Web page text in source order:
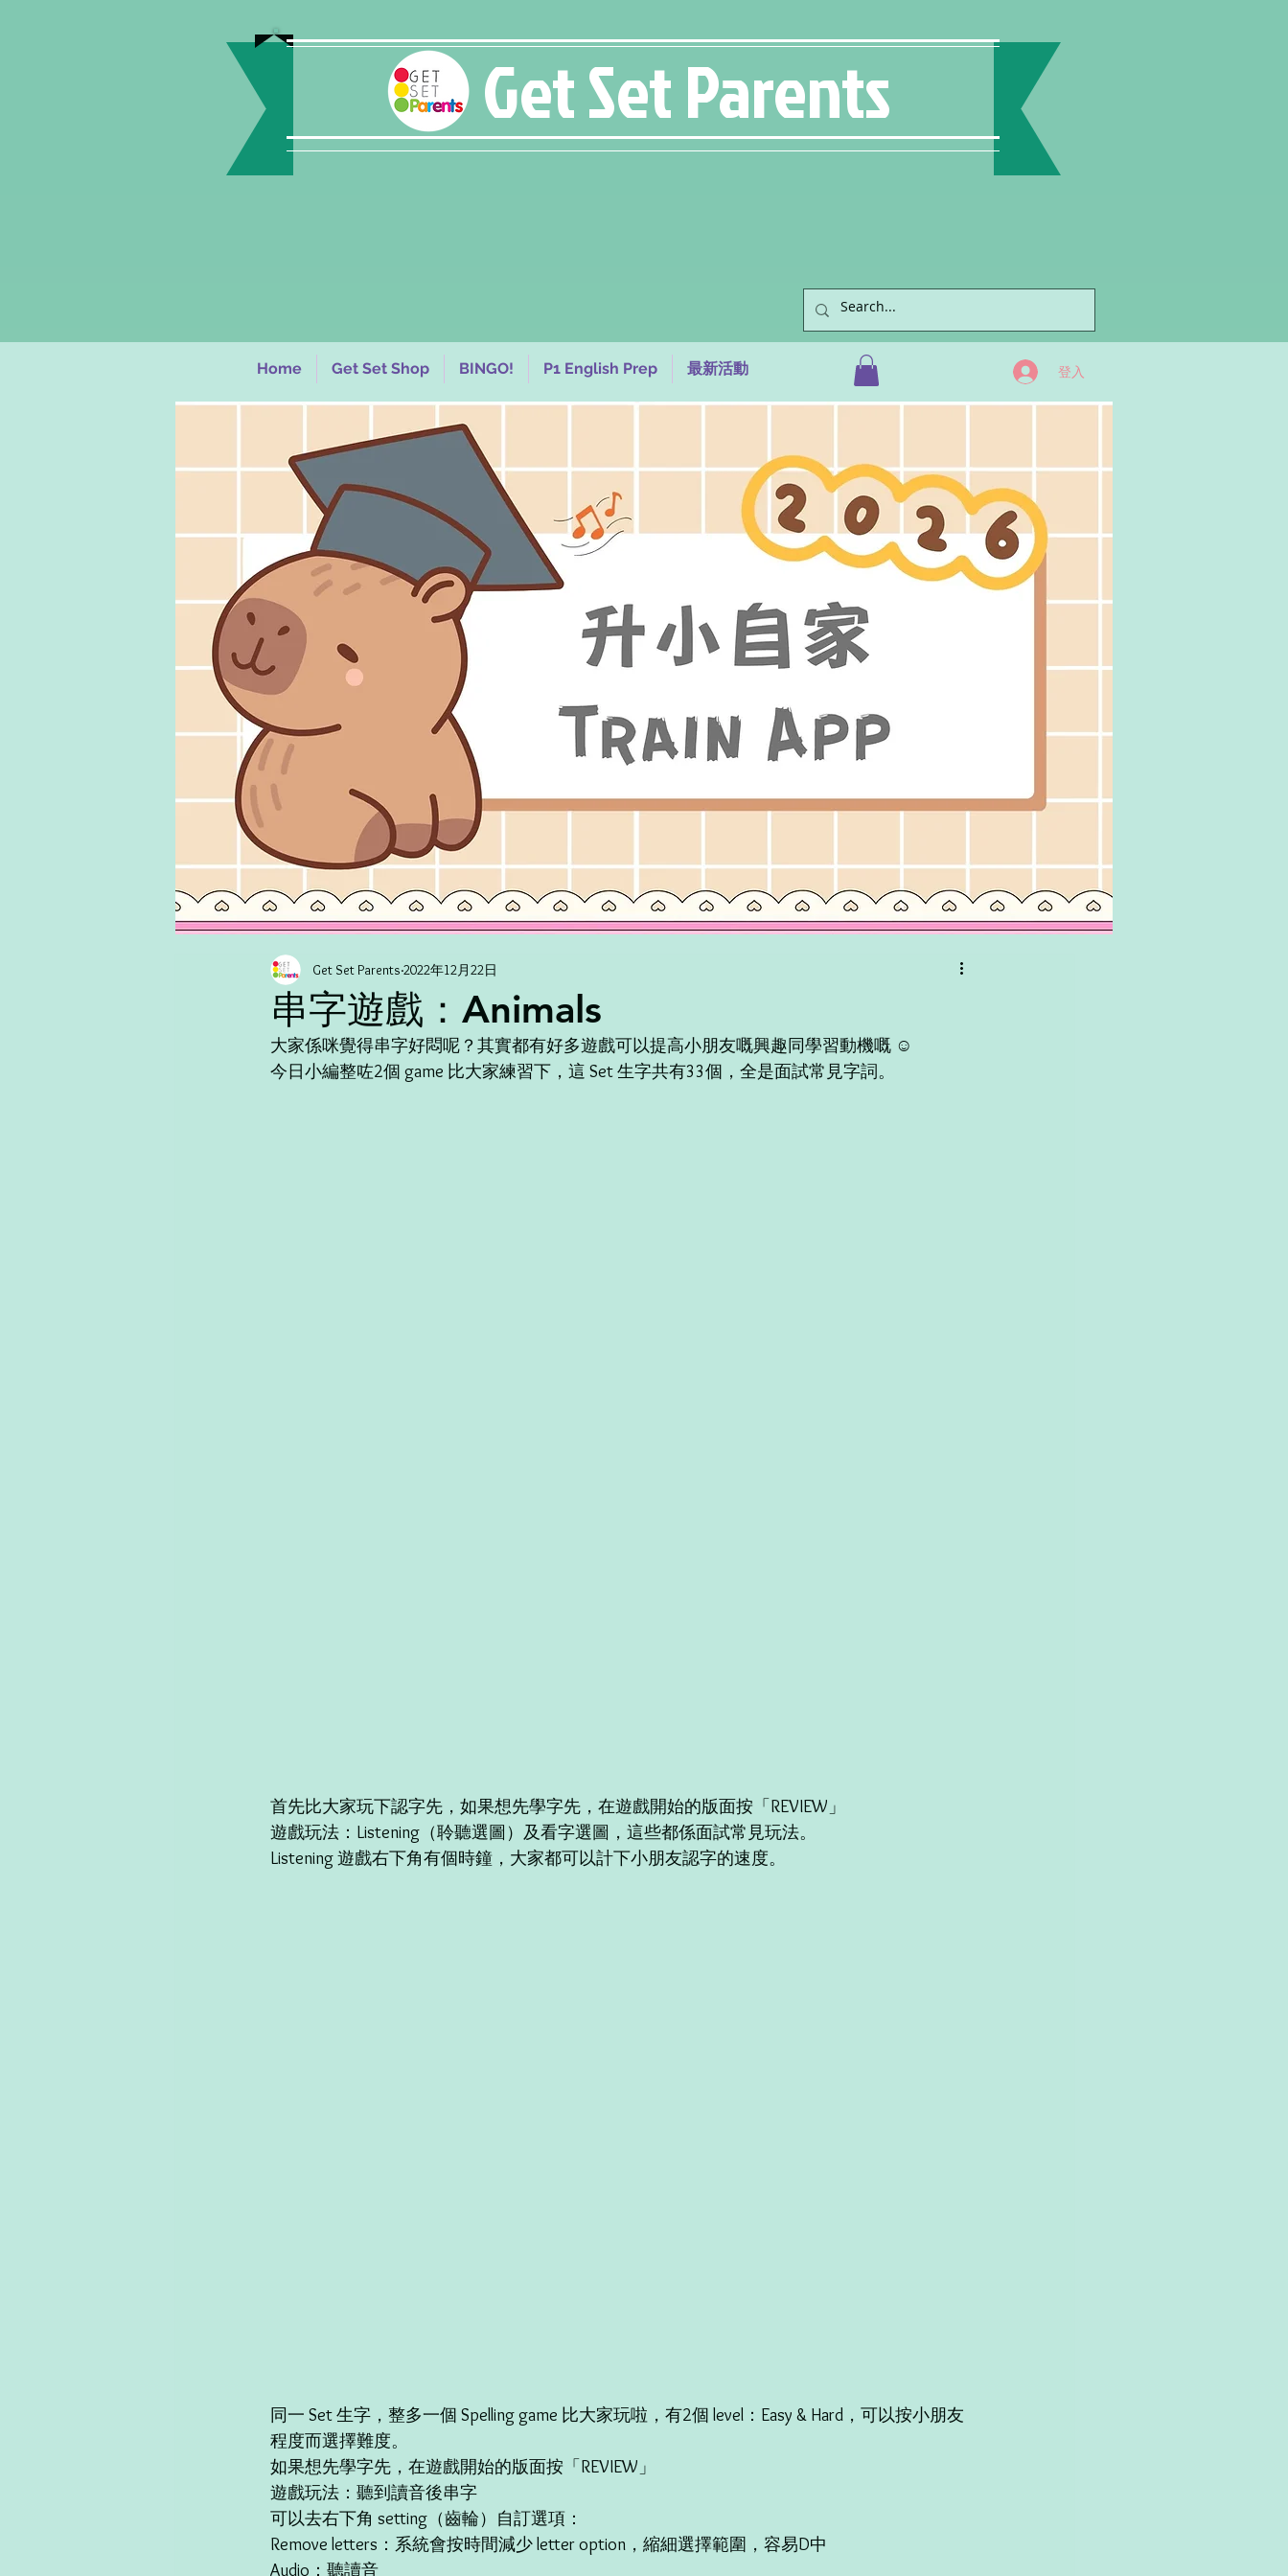
Get Set Parents
Home Get Set Shop BINGO! P1 English Prep 最新活動 登入
串字遊戲：Animals
Get Set Parents 2022年12月22日
大家係咪覺得串字好悶呢？其實都有好多遊戲可以提高小朋友嘅興趣同學習動機嘅 ☺️
今日小編整咗2個 game 比大家練習下，這 Set 生字共有33個，全是面試常見字詞。
首先比大家玩下認字先，如果想先學字先，在遊戲開始的版面按「REVIEW」
遊戲玩法：Listening（聆聽選圖）及看字選圖，這些都係面試常見玩法。
Listening 遊戲右下角有個時鐘，大家都可以計下小朋友認字的速度。
同一 Set 生字，整多一個 Spelling game 比大家玩啦，有2個 level：Easy & Hard，可以按小朋友
程度而選擇難度。
如果想先學字先，在遊戲開始的版面按「REVIEW」
遊戲玩法：聽到讀音後串字
可以去右下角 setting（齒輪）自訂選項：
Remove letters：系統會按時間減少 letter option，縮細選擇範圍，容易D中
Audio：聽讀音